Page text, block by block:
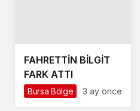
FAHRETTİN BİLGİT
FARK ATTI
Bursa Bölge 3 ay önce